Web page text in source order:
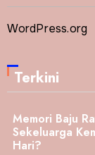
WordPress.org
Terkini
Memori Baju
Sekeluarga
Hari?